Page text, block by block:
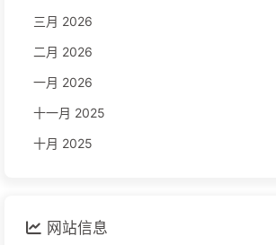
三月 2026
二月 2026
一月 2026
十一月 2025
十月 2025
网站信息